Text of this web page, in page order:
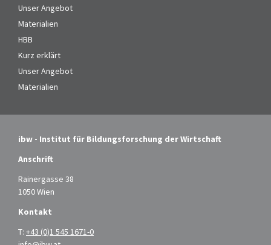
Unser Angebot
Materialien
HBB
Kurz erklärt
Unser Angebot
Materialien
ibw - Institut für Bildungsforschung der Wirtschaft
Anschrift
Rainergasse 38
1050 Wien
Kontakt
T: +43 (0)1 545 1671-0